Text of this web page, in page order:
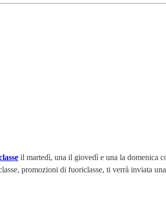
il martedì, una il giovedì e una la domenica
promozioni di fuoriclasse, ti verrà inviata